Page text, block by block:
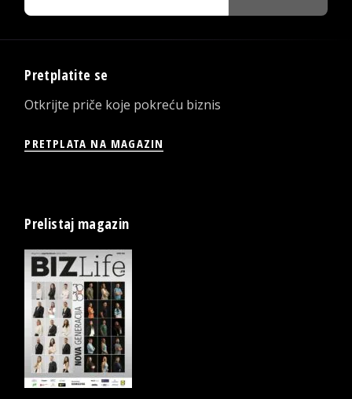
Pretplatite se
Otkrijte priče koje pokreću biznis
PRETPLATA NA MAGAZIN
Prelistaj magazin